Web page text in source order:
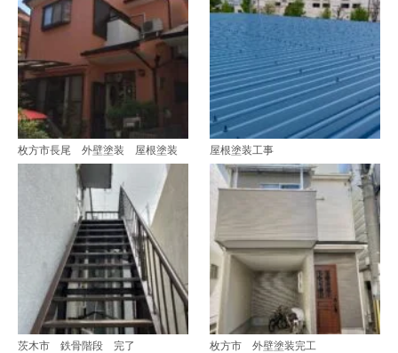
枚方市長尾 外壁塗装 屋根塗装 屋根塗装工事
茨木市 鉄骨階段 完了 枚方市 外壁塗装完工